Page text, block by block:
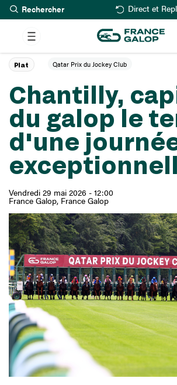
Aller
au
contenu
principal
Rechercher Direct et
Chantilly,
du galop le
d'une
Vendredi 29 mai 2026 - 12:00
France Galop France Galop
Plat Qatar Prix du Jockey Club